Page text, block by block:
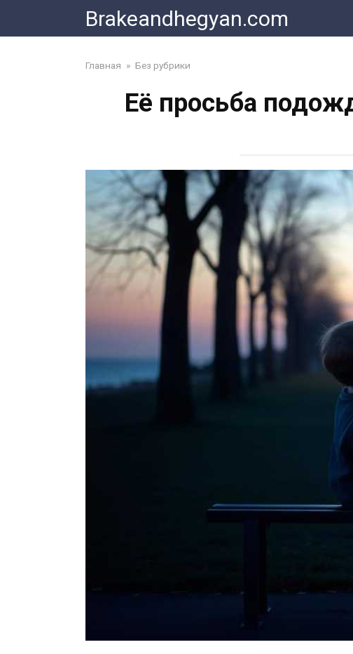
content
Brakeandhegyan.com
Главная » Без рубрики
Её просьба